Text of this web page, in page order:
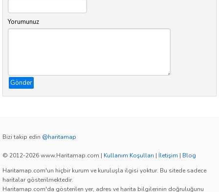
Yorumunuz
Gönder
Bizi takip edin @haritamap
© 2012-2026 www.Haritamap.com | Kullanım Koşulları | İletişim | Blog
Haritamap.com'un hiçbir kurum ve kuruluşla ilgisi yoktur. Bu sitede sadece
haritalar gösterilmektedir.
Haritamap.com'da gösterilen yer, adres ve harita bilgilerinin doğruluğunu